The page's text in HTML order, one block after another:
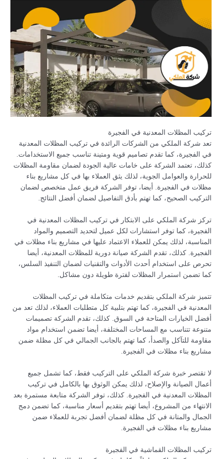
تركيب المظلات المعدنية في الفجيرة
تعد شركة الملكي من الشركات الرائدة في تركيب المظلات المعدنية
في الفجيرة، كما تقدم تصاميم قوية ومتينة تناسب جميع الاستخدامات.
كذلك، تعتمد الشركة على خامات عالية الجودة لضمان مقاومة المظلات
للحرارة والعوامل الجوية، لذلك يثق العملاء بها في كل مشاريع بناء
مظلات في الفجيرة. أيضا، توفر الشركة فريق عمل متخصص لضمان
التركيب الصحيح، كما تهتم بأدق التفاصيل لضمان أفضل النتائج.
تركز شركة الملكي على الابتكار في تركيب المظلات المعدنية في
الفجيرة، كما توفر استشارات لكل عميل لتحديد التصميم والمواد
المناسبة، لذلك يمكن للعملاء الاعتماد عليها في مشاريع بناء مظلات في
الفجيرة. كذلك، تقدم الشركة صيانة دورية للمظلات المعدنية، أيضا
تحرص على استخدام أحدث الأدوات والتقنيات لضمان التنفيذ السلس،
كما تضمن استمرار المظلات لفترة طويلة دون مشاكل.
تتميز شركة الملكي بتقديم خدمات متكاملة في تركيب المظلات
المعدنية في الفجيرة، كما تهتم بتلبية كل متطلبات العملاء، لذلك تعد من
أفضل الخيارات المتاحة في السوق. كذلك، تقدم الشركة تصميمات
متنوعة تتناسب مع المساحات المختلفة، أيضا تضمن استخدام مواد
مقاومة للتآكل والصدأ، كما تهتم بالجانب الجمالي في كل مظلة ضمن
مشاريع بناء مظلات في الفجيرة.
لا تقتصر خبرة شركة الملكي على التركيب فقط، كما تشمل جميع
أعمال الصيانة والإصلاح، لذلك يمكن الوثوق بها بالكامل في تركيب
المظلات المعدنية في الفجيرة. كذلك، توفر الشركة متابعة مستمرة بعد
الانتهاء من المشروع، أيضا تهتم بتقديم أسعار مناسبة، كما تضمن دمج
الجمال والمتانة في كل مظلة لضمان أفضل تجربة للعملاء ضمن
مشاريع بناء مظلات في الفجيرة.
تركيب المظلات القماشية في الفجيرة